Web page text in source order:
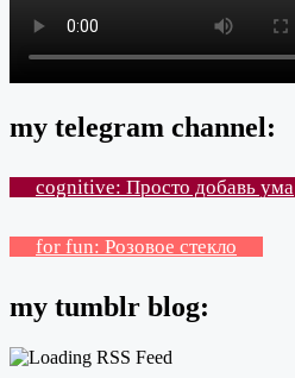
my telegram channel:
cognitive: Просто добавь ума
for fun: Розовое стекло
my tumblr blog: